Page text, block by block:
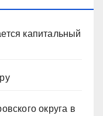
капитальный
округа в